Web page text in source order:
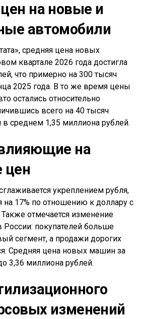
на новые и
автомобили
средняя цена новых
квартале 2026 года достигла
что примерно на 300 тысяч
2025 года. В то же время цены
остались относительно
всего на 40 тысяч
в среднем 1,35 миллиона рублей.
на
цен
укреплением рубля,
на 17% по отношению к доллару с
отмечается изменение
России: покупателей больше
сегмент, а продажи дорогих
Средняя цена новых машин за
3,36 миллиона рублей.
изменений